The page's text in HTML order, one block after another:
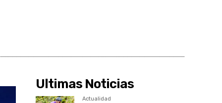
Ultimas Noticias
Actualidad